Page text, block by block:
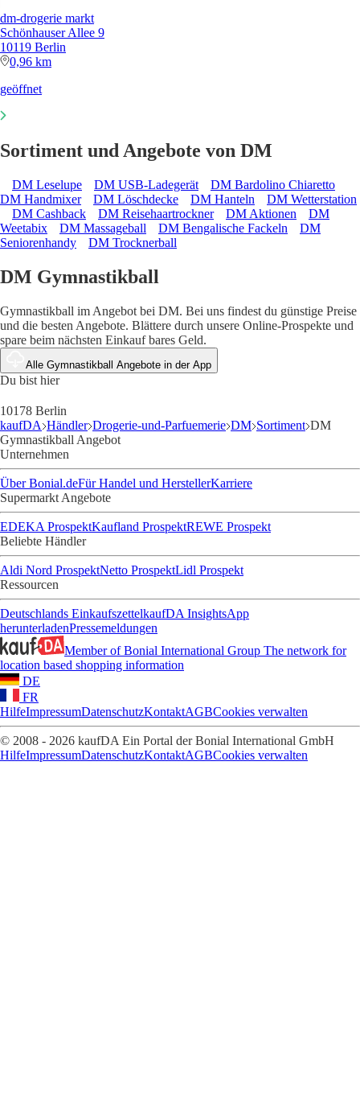
dm-drogerie markt
Schönhauser Allee 9
10119 Berlin
0,96 km
geöffnet
Sortiment und Angebote von DM
DM Leselupe DM USB-Ladegerät
DM Bardolino Chiaretto
DM Handmixer
DM Löschdecke DM Hanteln
DM Wetterstation
DM Cashback
DM Reisehaartrockner DM Aktionen
DM
Weetabix
DM Massageball DM Bengalische Fackeln
DM
Seniorenhandy
DM Trocknerball
DM Gymnastikball
Gymnastikball im Angebot bei DM. Bei uns findest du günstige Preise
und die besten Angebote. Blättere durch unsere Online-Prospekte und
spare beim nächsten Einkauf bares Geld.
Alle Gymnastikball Angebote in der App
Du bist hier
10178 Berlin
kaufDA Händler Drogerie-und-Parfuemerie DM Sortiment DM
Gymnastikball Angebot
Unternehmen
Über Bonial.deFür Handel und HerstellerKarriere
Supermarkt Angebote
EDEKA ProspektKaufland ProspektREWE Prospekt
Beliebte Händler
Aldi Nord ProspektNetto ProspektLidl Prospekt
Ressourcen
Deutschlands EinkaufszettelkaufDA InsightsApp
herunterladenPressemeldungen
Member of Bonial International Group The network for
location based shopping information
DE
FR
HilfeImpressumDatenschutzKontaktAGBCookies verwalten
© 2008 - 2026 kaufDA Ein Portal der Bonial International GmbH
HilfeImpressumDatenschutzKontaktAGBCookies verwalten